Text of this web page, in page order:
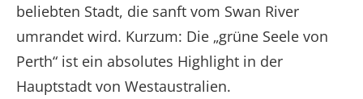
beliebten Stadt, die sanft vom Swan River
umrandet wird. Kurzum: Die „grüne Seele von
Perth“ ist ein absolutes Highlight in der
Hauptstadt von Westaustralien.